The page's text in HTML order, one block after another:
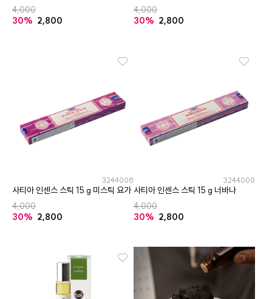
4,000
30% 2,800
4,000
30% 2,800
3244008
사티아 인센스 스틱 15 g 미스틱 요가
4,000
30% 2,800
3244000
사티아 인센스 스틱 15 g 너바나
4,000
30% 2,800